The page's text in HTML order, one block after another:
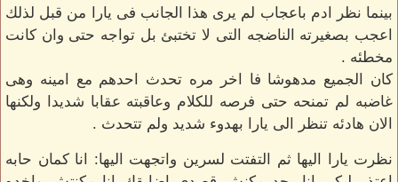
بينما نظر ادم باعجاب لم يرى هذا الجانب فى يارا من قبل لذلك
اعجب بصغيرته الناضجه التى لا تختبئ بل تواجه حتى وان كانت
مخطئه .
كان الجميع مدهوشا فا اخر مره تحدث احدهم مع امينه وهى
غاضبه لم تمنحه حتى فرصه للكلام وعاقبته عقابا شديدا ولكنها
الان هادئه تنظر الى يارا بهدوء شديد ولم تتحدث .
نظرت يارا اليها ثم التفتت لسرين واتجهت اليها: انا كمان حابه